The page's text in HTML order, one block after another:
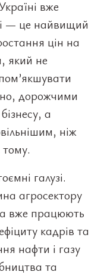
вже
— це найвищий
цін на
який не
дорожчими
а
ніж
тому.
галузі.
агросектору
вже працюють
кадрів та
нафти і газу
та